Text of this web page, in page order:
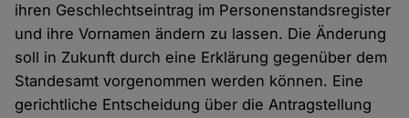
ihren Geschlechtseintrag im Personenstandsregister
und ihre Vornamen ändern zu lassen. Die Änderung
soll in Zukunft durch eine Erklärung gegenüber dem
Standesamt vorgenommen werden können. Eine
gerichtliche Entscheidung über die Antragstellung